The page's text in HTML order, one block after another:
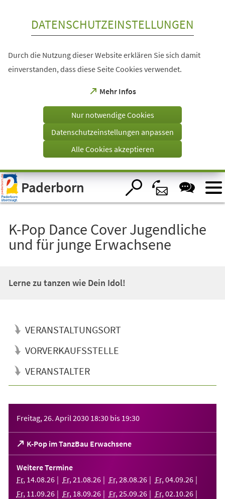
Visuelle
Assistenzsoftware
öffnen.
DATENSCHUTZEINSTELLUNGEN
Durch die Nutzung dieser Website erklären Sie sich damit
einverstanden, dass diese Seite Cookies verwendet.
Mehr Infos
(Öffnet
einem
Tab)
Nur notwendige Cookies
Datenschutzeinstellungen anpassen
Alle Cookies akzeptieren
Paderborn
K-Pop Dance Cover Jugendliche
und für junge Erwachsene
Lerne zu tanzen wie Dein Idol!
VERANSTALTUNGSORT
VORVERKAUFSSTELLE
VERANSTALTER
Freitag, 26. April 2030 18:30 bis 19:30
K-Pop im TanzBau Erwachsene
(Öffnet
in
einem
neuen
Tab)
Weitere Termine
Fr, 14.08.26 Fr, 21 .08.26 Fr, 28.08.26 Fr, 04.09.26
Fr, 11 .09.26 Fr, 18.09.26 Fr, 25.09.26 Fr, 02.10.26